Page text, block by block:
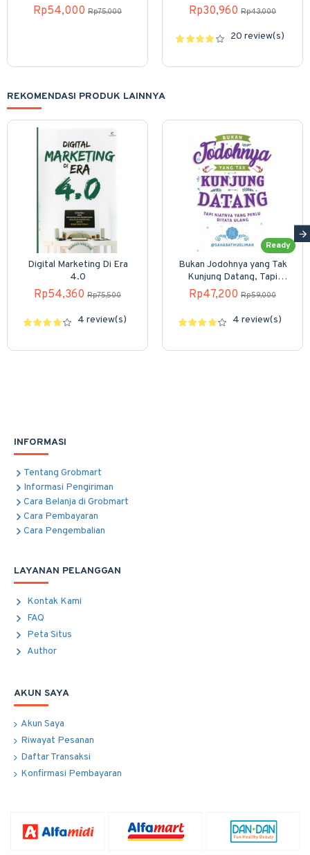
Rp54,000 Rp75,000 Rp30,960 Rp43,000
20 review(s)
REKOMENDASI PRODUK LAINNYA
Digital Marketing Di Era
4.0
Rp54,360 Rp75,500
4 review(s)
Ready
Bukan Jodohnya yang Tak
Kunjung Datang, Tapi
Niatnya yang Perlu Ditata
Rp47,200 Rp59,000
4 review(s)
INFORMASI
Tentang Grobmart
Informasi Pengiriman
Cara Belanja di Grobmart
Cara Pembayaran
Cara Pengembalian
LAYANAN PELANGGAN
Kontak Kami
FAQ
Peta Situs
Author
AKUN SAYA
Akun Saya
Riwayat Pesanan
Daftar Transaksi
Konfirmasi Pembayaran